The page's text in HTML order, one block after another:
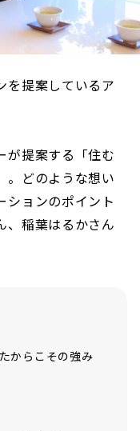
を提案しているア
が提案する「住む
。どのような想い
ションのポイント
、稲葉はるかさん
からこその強み